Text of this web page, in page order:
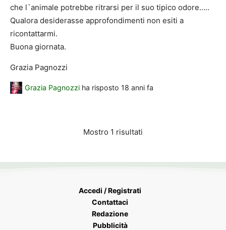
che l`animale potrebbe ritrarsi per il suo tipico odore…..
Qualora desiderasse approfondimenti non esiti a
ricontattarmi.
Buona giornata.
Grazia Pagnozzi
Grazia Pagnozzi ha risposto 18 anni fa
Mostro 1 risultati
Accedi / Registrati
Contattaci
Redazione
Pubblicità